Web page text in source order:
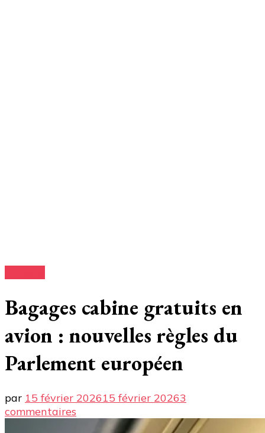
Bagages cabine gratuits en
avion : nouvelles règles du
Parlement européen
par 15 février 202615 février 20263
commentaires
Bagages